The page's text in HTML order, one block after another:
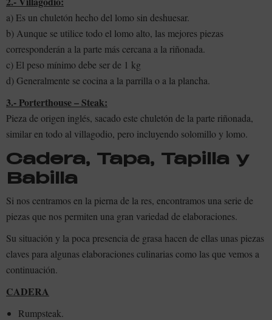
a) Es un chuletón hecho del lomo sin deshuesar.
b) Aunque se utilice todo el lomo alto, las mejores piezas
corresponderán a la parte más cercana a la riñonada.
c) El peso mínimo debe ser de 1 kg
d) Generalmente se cocina a la parrilla o a la plancha.
3.- Porterthouse – Steak:
Pieza de origen inglés, sacado este chuletón de la parte riñonada,
similar en todo al villagodio, pero incluyendo solomillo y lomo.
Cadera, Tapa, Tapilla y
Babilla
Si nos centramos en la pierna de la res, encontramos una serie de
piezas que nos permiten una gran variedad de elaboraciones.
Su situación y la poca presencia de grasa hacen de ellas unas piezas
claves para algunas elaboraciones culinarias como las que vemos a
continuación.
CADERA
Rumpsteak.